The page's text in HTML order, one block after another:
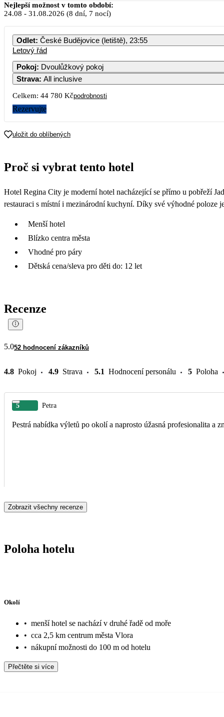
Nejlepší možnost v tomto období:
24.08 - 31.08.2026 (8 dní, 7 nocí)
Odlet: České Budějovice (letiště), 23:55
Letový řád
Pokoj: Dvoulůžkový pokoj
Strava: All inclusive
Celkem: 44 780 Kčpodrobnosti
Rezervujte
uložit do oblíbených
Proč si vybrat tento hotel
Hotel Regina City je moderní hotel nacházející se přímo u pobřeží
restauraci s místní i mezinárodní kuchyní. Díky své výhodné poloze
Menší hotel
Blízko centra města
Vhodné pro páry
Dětská cena/sleva pro děti do: 12 let
Recenze
5.052 hodnocení zákazníků
4.8 Pokoj 4.9 Strava 5.1 Hodnocení personálu 5 Poloha
5 Petra
Pestrá nabídka výletů po okolí a naprosto úžasná profesionalita a
Zobrazit všechny recenze
Poloha hotelu
Okolí
• menší hotel se nachází v druhé řadě od moře
• cca 2,5 km centrum města Vlora
• nákupní možnosti do 100 m od hotelu
Přečtěte si více